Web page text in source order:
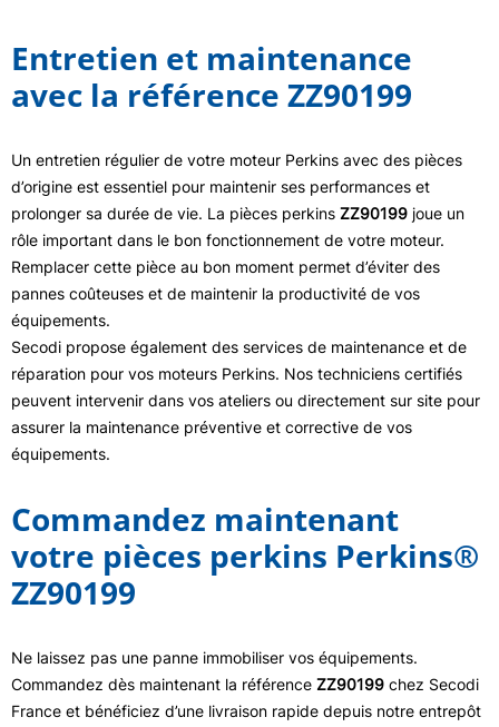
Entretien et maintenance
avec la référence ZZ90199
Un entretien régulier de votre moteur Perkins avec des pièces
d’origine est essentiel pour maintenir ses performances et
prolonger sa durée de vie. La pièces perkins ZZ90199 joue un
rôle important dans le bon fonctionnement de votre moteur.
Remplacer cette pièce au bon moment permet d’éviter des
pannes coûteuses et de maintenir la productivité de vos
équipements.
Secodi propose également des services de maintenance et de
réparation pour vos moteurs Perkins. Nos techniciens certifiés
peuvent intervenir dans vos ateliers ou directement sur site pour
assurer la maintenance préventive et corrective de vos
équipements.
Commandez maintenant
votre pièces perkins Perkins®
ZZ90199
Ne laissez pas une panne immobiliser vos équipements.
Commandez dès maintenant la référence ZZ90199 chez Secodi
France et bénéficiez d’une livraison rapide depuis notre entrepôt